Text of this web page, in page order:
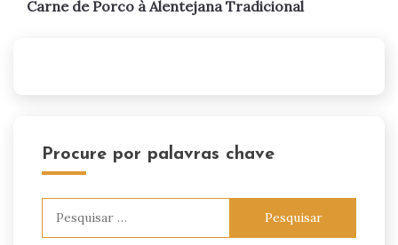
Carne de Porco à Alentejana Tradicional
Procure por palavras chave